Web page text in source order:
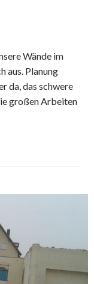
Wände im
aus. Planung
da, das schwere
großen Arbeiten